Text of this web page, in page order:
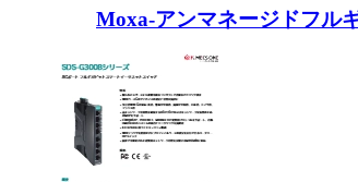
Moxa-アンマネージドフル